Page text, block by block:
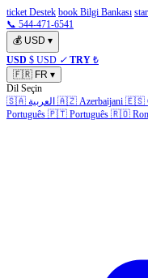
ticket Destek book Bilgi Bankası
📞 544-471-6541
💰 USD ▾
USD $ USD ✓ TRY ₺
🇫🇷 FR ▾
Dil Seçin
🇸🇦 العربية 🇦🇿 Azerbaijani 🇪🇸
Português 🇵🇹 Português 🇷🇴